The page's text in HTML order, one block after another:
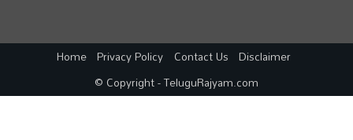
Home Privacy Policy Contact Us Disclaimer
© Copyright - TeluguRajyam.com